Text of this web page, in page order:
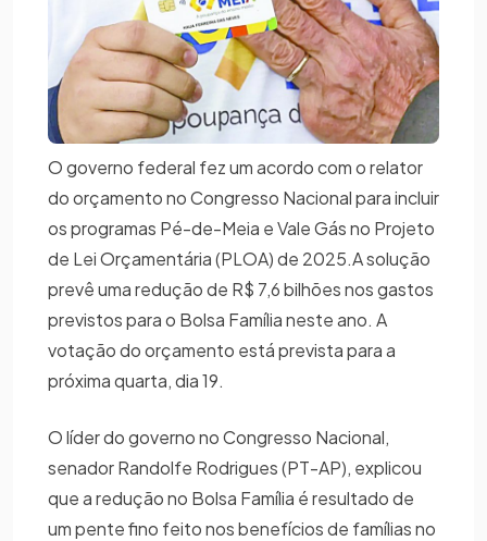
O governo federal fez um acordo com o relator
do orçamento no Congresso Nacional para incluir
os programas Pé-de-Meia e Vale Gás no Projeto
de Lei Orçamentária (PLOA) de 2025.A solução
prevê uma redução de R$ 7,6 bilhões nos gastos
previstos para o Bolsa Família neste ano. A
votação do orçamento está prevista para a
próxima quarta, dia 19.
O líder do governo no Congresso Nacional,
senador Randolfe Rodrigues (PT-AP), explicou
que a redução no Bolsa Família é resultado de
um pente fino feito nos benefícios de famílias no